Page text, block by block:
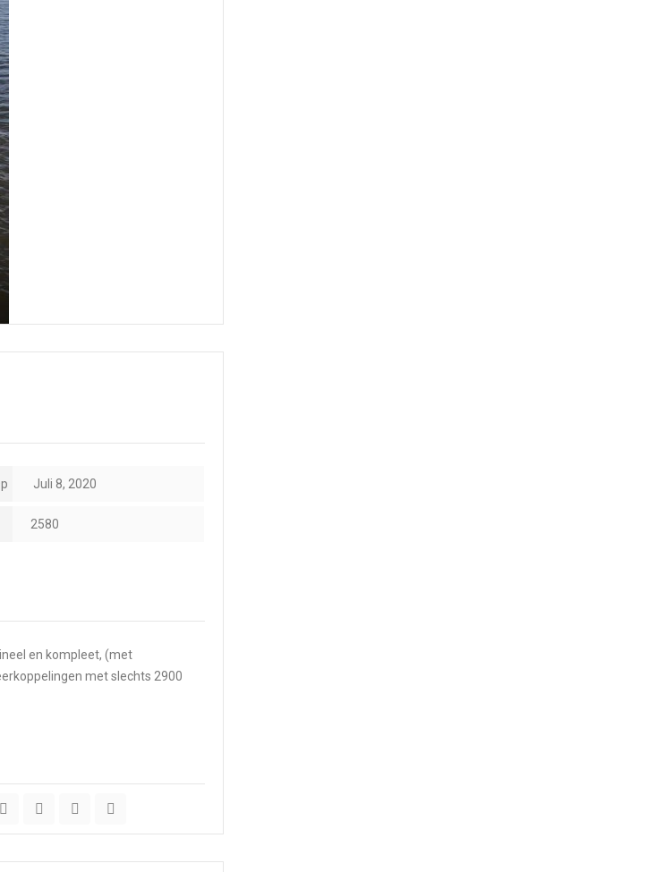
Juli 8, 2020
2580
en kompleet, (met
met slechts 2900